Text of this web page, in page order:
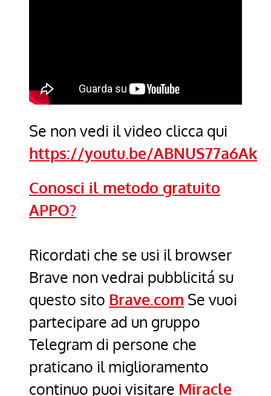
Se non vedi il video clicca qui
https://youtu.be/ABNUS77a6Ak
Conosci il metodo gratuito
APPO?
Ricordati che se usi il browser
Brave non vedrai pubblicitá su
questo sito Brave.com Se vuoi
partecipare ad un gruppo
Telegram di persone che
praticano il miglioramento
continuo puoi visitare Miracle